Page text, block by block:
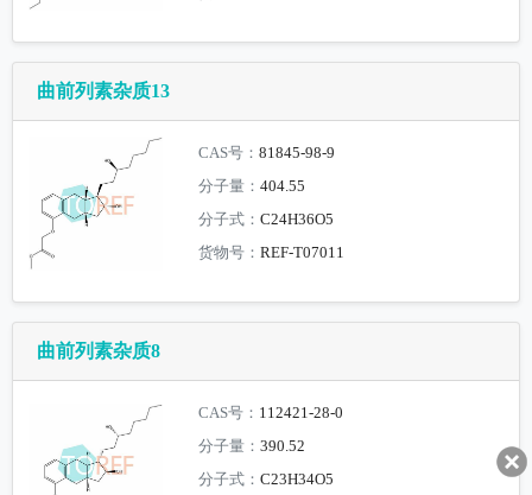
曲前列素杂质13
CAS号：81845-98-9
分子量：404.55
分子式：C24H36O5
货物号：REF-T07011
曲前列素杂质8
CAS号： 112421-28-0
分子量：390.52
分子式：C23H34O5